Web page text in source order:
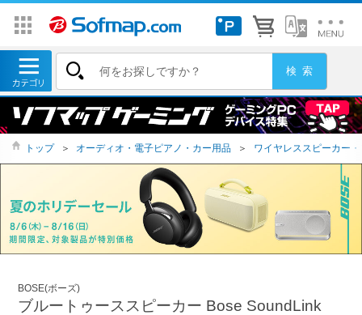
トップ ＞ オーディオ・電子ピアノ・カー用品 ＞ ワイヤレススピーカー
BOSE(ボーズ)
ブルートゥーススピーカー Bose SoundLink